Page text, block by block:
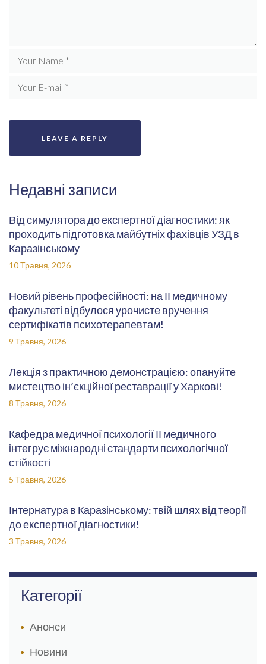
Недавні записи
Від симулятора до експертної діагностики: як
проходить підготовка майбутніх фахівців УЗД в
Каразінському
10 Травня, 2026
Новий рівень професійності: на ІІ медичному
факультеті відбулося урочисте вручення
сертифікатів психотерапевтам!
9 Травня, 2026
Лекція з практичною демонстрацією: опануйте
мистецтво ін’єкційної реставрації у Харкові!
8 Травня, 2026
Кафедра медичної психології ІІ медичного
інтегрує міжнародні стандарти психологічної
стійкості
5 Травня, 2026
Інтернатура в Каразінському: твій шлях від теорії
до експертної діагностики!
3 Травня, 2026
Категорії
Анонси
Новини